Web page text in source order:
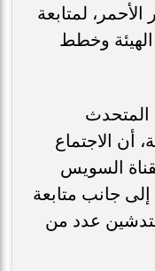
لمتابعة
وخطط
المتحدث
أن الاجتماع
السويس
العام المالي 2025/2026، إلى جانب متابعة
عدد من